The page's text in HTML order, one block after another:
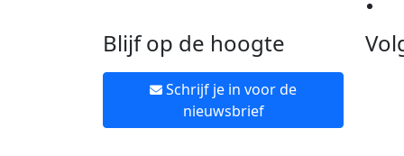
Blijf op de hoogte
Schrijf je in voor de
nieuwsbrief